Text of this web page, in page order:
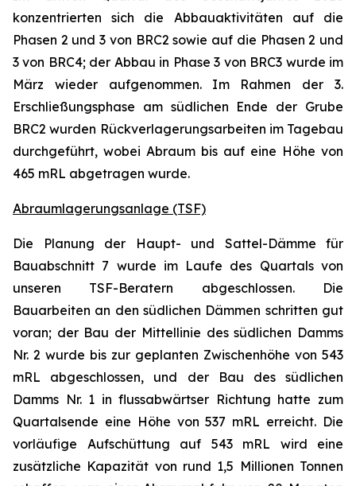
konzentrierten sich die Abbauaktivitäten auf die
Phasen 2 und 3 von BRC2 sowie auf die Phasen 2 und
3 von BRC4; der Abbau in Phase 3 von BRC3 wurde im
März wieder aufgenommen. Im Rahmen der 3.
Erschließungsphase am südlichen Ende der Grube
BRC2 wurden Rückverlagerungsarbeiten im Tagebau
durchgeführt, wobei Abraum bis auf eine Höhe von
465 mRL abgetragen wurde.
Abraumlagerungsanlage (TSF)
Die Planung der Haupt- und Sattel-Dämme für
Bauabschnitt 7 wurde im Laufe des Quartals von
unseren TSF-Beratern abgeschlossen. Die
Bauarbeiten an den südlichen Dämmen schritten gut
voran; der Bau der Mittellinie des südlichen Damms
Nr. 2 wurde bis zur geplanten Zwischenhöhe von 543
mRL abgeschlossen, und der Bau des südlichen
Damms Nr. 1 in flussabwärtser Richtung hatte zum
Quartalsende eine Höhe von 537 mRL erreicht. Die
vorläufige Aufschüttung auf 543 mRL wird eine
zusätzliche Kapazität von rund 1,5 Millionen Tonnen